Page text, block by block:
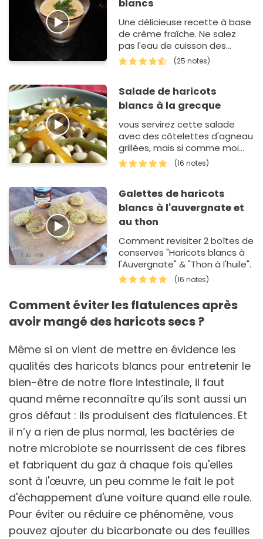
blancs
Une délicieuse recette à base
de crème fraîche. Ne salez
pas l'eau de cuisson des
haricots, ce qui les rendrait
durs. Cette pr&eacut…
(25 notes)
Salade de haricots
blancs à la grecque
vous servirez cette salade
avec des côtelettes d'agneau
grillées, mais si comme moi
vous en faites votre "lunch
box"je vous la recommande
(16 notes)
Galettes de haricots
blancs à l'auvergnate et
au thon
Comment revisiter 2 boîtes de
conserves "Haricots blancs à
l'Auvergnate" & "Thon à l'huile".
(16 notes)
Comment éviter les flatulences après
avoir mangé des haricots secs ?
Même si on vient de mettre en évidence les
qualités des haricots blancs pour entretenir le
bien-être de notre flore intestinale, il faut
quand même reconnaître qu’ils sont aussi un
gros défaut : ils produisent des flatulences. Et
il n’y a rien de plus normal, les bactéries de
notre microbiote se nourrissent de ces fibres
et fabriquent du gaz à chaque fois qu'elles
sont à l'œuvre, un peu comme le fait le pot
d'échappement d'une voiture quand elle roule.
Pour éviter ou réduire ce phénomène, vous
pouvez ajouter du bicarbonate ou des feuilles